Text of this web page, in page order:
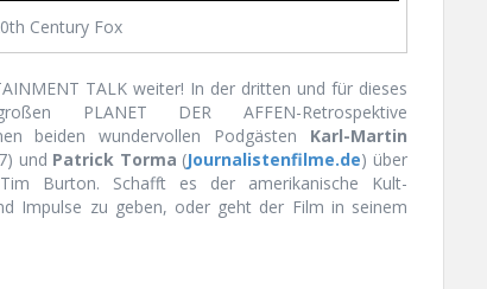
Century Fox
TALK weiter! In der dritten und für dieses
PLANET DER AFFEN-Retrospektive
beiden wundervollen Podgästen Karl-Martin
und Patrick Torma (Journalistenfilme.de) über
Burton. Schafft es der amerikanische Kult-
Impulse zu geben, oder geht der Film in seinem